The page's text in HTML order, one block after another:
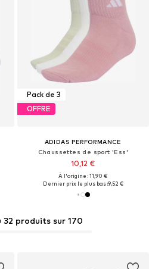
Pack de 3
OFFRE
ADIDAS PERFORMANCE
Chaussettes de sport 'Ess'
10,12 €
À l'origine : 11,90 €
Dernier prix le plus bas :9,52 €
32 produits sur 170